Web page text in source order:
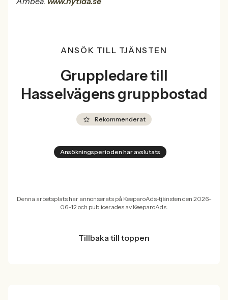
ANSÖK TILL TJÄNSTEN
Gruppledare till
Hasselvägens gruppbostad
Rekommenderat
Ansökningsperioden har avslutats
Denna arbetsplats har annonserats på KeeparoAds-tjänsten den 2026-
06-12 och publicerades av KeeparoAds.
Tillbaka till toppen